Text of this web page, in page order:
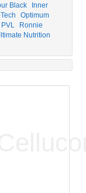
Black
Inner
Optimum
PVL
Ronnie
Nutrition